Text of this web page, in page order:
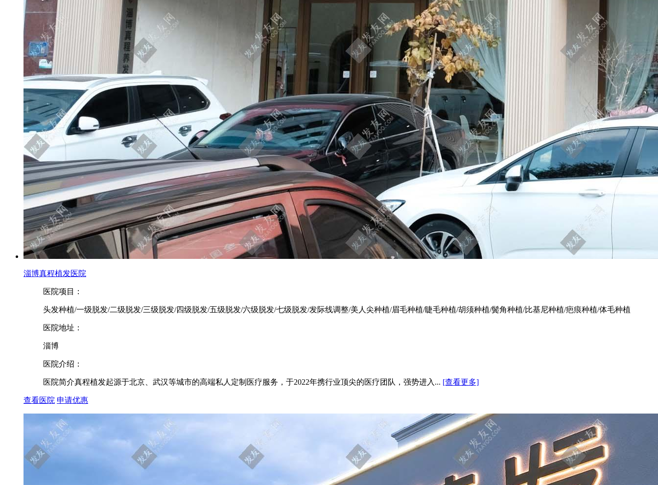
淄博真程植发医院
医院项目：
头发种植/一级脱发/二级脱发/三级脱发/四级脱发/五级脱发/六级脱发/七级脱发/发际线调整/美人尖种植/眉毛种植/睫毛种植/胡须种植/鬓角种植/比基尼种植/疤痕种植/体毛种植
医院地址：
淄博
医院介绍：
医院简介真程植发起源于北京、武汉等城市的高端私人定制医疗服务，于2022年携行业顶尖的医疗团队，强势进入... [查看更多]
查看医院 申请优惠